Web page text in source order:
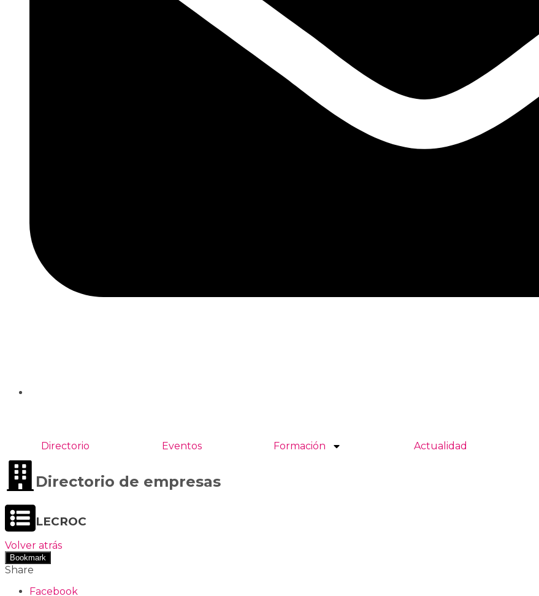
Directorio Eventos Formación Actualidad
Directorio de empresas
LECROC
Volver atrás
Bookmark
Share
Facebook